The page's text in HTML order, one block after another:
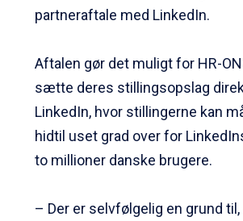
partneraftale med LinkedIn.
Aftalen gør det muligt for HR-
sætte deres stillingsopslag
LinkedIn, hvor stillingerne kan
hidtil uset grad over for
to millioner danske brugere.
– Der er selvfølgelig en grund til,